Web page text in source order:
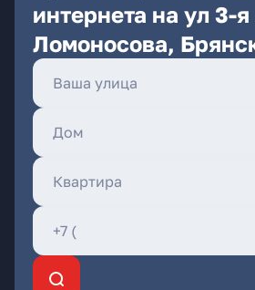
интернета на ул 3-я
Ломоносова,